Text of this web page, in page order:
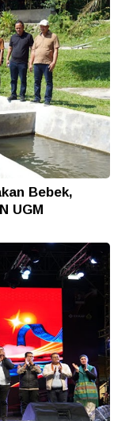
Bebek,
UGM